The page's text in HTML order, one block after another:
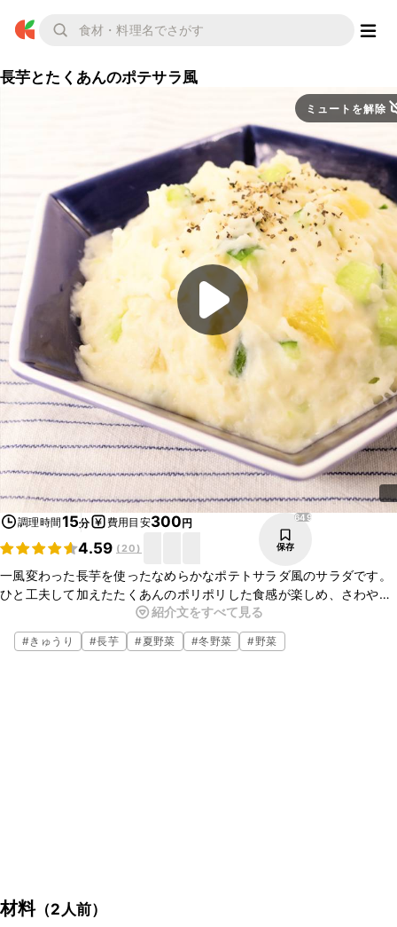
長芋とたくあんのポテサラ風
ミュートを解除
調理時間15分 費用目安300円
4.59 (20)
649
保存
一風変わった長芋を使ったなめらかなポテトサラダ風のサラダです。
ひと工夫して加えたたくあんのポリポリした食感が楽しめ、さわやか
な味に仕上がっています。きゅうりの緑で彩りもいいので、おもてな
しの品にはもちろんおつまみにもぴったりなのでおすすめです。ぜひ
作ってみてください。
紹介文をすべて見る
#きゅうり #長芋 #夏野菜 #冬野菜 #野菜
材料（2人前）